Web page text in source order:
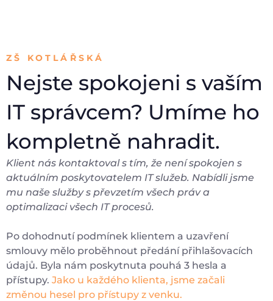
ZŠ KOTLÁŘSKÁ
Nejste spokojeni s vaším
IT správcem? Umíme ho
kompletně nahradit.
Klient nás kontaktoval s tím, že není spokojen s
aktuálním poskytovatelem IT služeb. Nabídli jsme
mu naše služby s převzetím všech práv a
optimalizaci všech IT procesů.
Po dohodnutí podmínek klientem a uzavření
smlouvy mělo proběhnout předání přihlašovacích
údajů. Byla nám poskytnuta pouhá 3 hesla a
přístupy. Jako u každého klienta, jsme začali
změnou hesel pro přístupy z venku.